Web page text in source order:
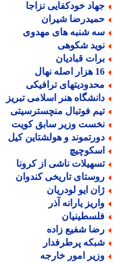
خودکفایی نزاجا
شیران
شنبه های مهدوی
شکوهی
قبادیان
نهال
ترافیکی
هنر اسلامی تبریز
فوتبال منچسترسیتی
وزیر سابق کویت
و هولشتاین کیل
ناشی از کرونا
تاریخی کندوان
ایو لودریان
یارانه آذر
شفیع زاده
پرطرفدار
امور خارجه